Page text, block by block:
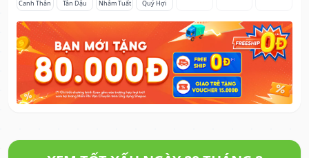
Canh Thân
Tân Dậu
Nhâm Tuất
Quý Hợi